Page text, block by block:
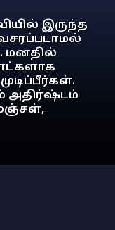
இருந்த
மனதில்
அதிர்ஷ்டம்